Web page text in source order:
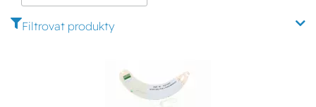
Filtrovat produkty